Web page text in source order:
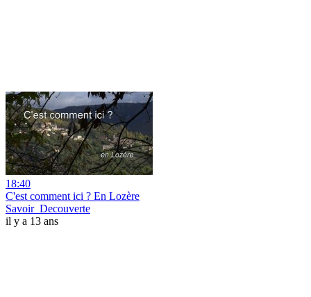
18:40
C'est comment ici ? En Lozère
Savoir_Decouverte
il y a 13 ans